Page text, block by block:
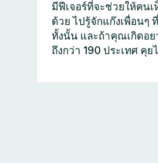
มีฟีเจอร์ที่จะช่วยให้คน
ด้วย ไปรู้จักแก๊งเพื่อน
ทั้งนั้น และถ้าคุณเกิดอย
ถึงกว่า 190 ประเทศ คุ